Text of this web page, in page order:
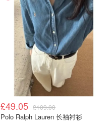
£49.05 £109.00
Polo Ralph Lauren 长袖衬衫